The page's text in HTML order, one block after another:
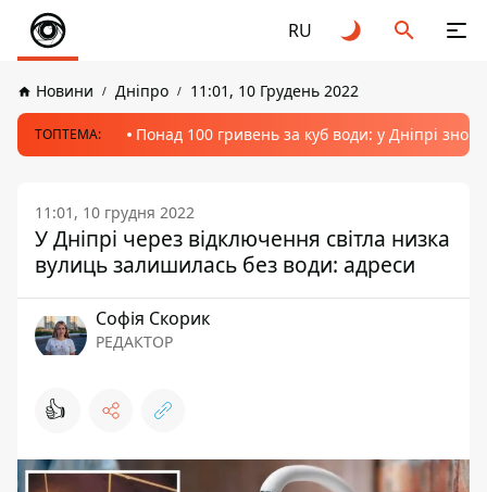
RU
Новини Дніпро 11:01, 10 Грудень 2022
ТОПТЕМА: Понад 100 гривень за куб води: у Дніпрі
11:01, 10 грудня 2022
У Дніпрі через відключення світла низка
вулиць залишилась без води: адреси
Софія Скорик
РЕДАКТОР
👍